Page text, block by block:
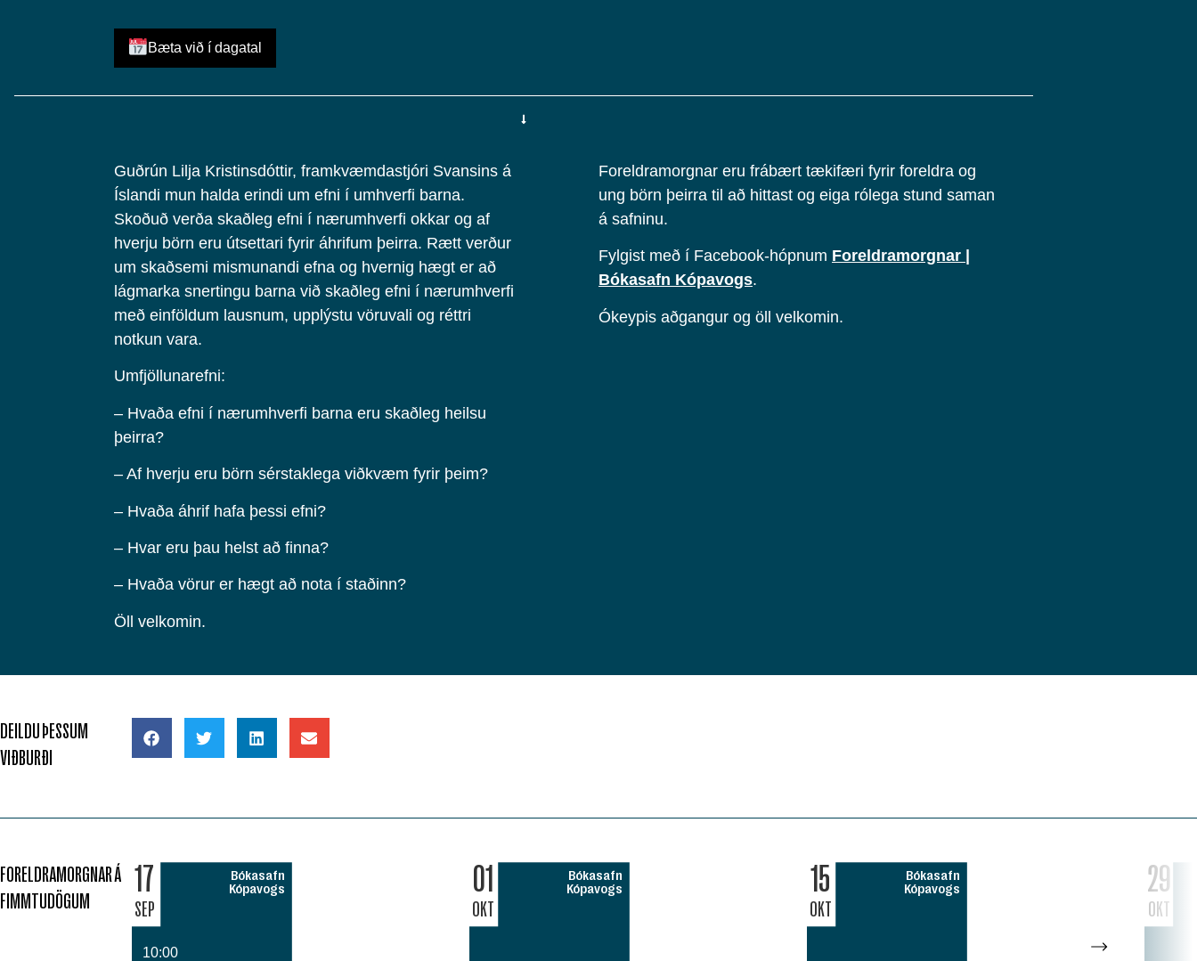
Bæta við í dagatal
Guðrún Lilja Kristinsdóttir, framkvæmdastjóri Svansins á
Íslandi mun halda erindi um efni í umhverfi barna.
Skoðuð verða skaðleg efni í nærumhverfi okkar og af
hverju börn eru útsettari fyrir áhrifum þeirra. Rætt verður
um skaðsemi mismunandi efna og hvernig hægt er að
lágmarka snertingu barna við skaðleg efni í nærumhverfi
með einföldum lausnum, upplýstu vöruvali og réttri
notkun vara.
Umfjöllunarefni:
– Hvaða efni í nærumhverfi barna eru skaðleg heilsu
þeirra?
– Af hverju eru börn sérstaklega viðkvæm fyrir þeim?
– Hvaða áhrif hafa þessi efni?
– Hvar eru þau helst að finna?
– Hvaða vörur er hægt að nota í staðinn?
Öll velkomin.
Foreldramorgnar eru frábært tækifæri fyrir foreldra og
ung börn þeirra til að hittast og eiga rólega stund saman
á safninu.
Fylgist með í Facebook-hópnum Foreldramorgnar |
Bókasafn Kópavogs.
Ókeypis aðgangur og öll velkomin.
DEILDU ÞESSUM
VIÐBURÐI
FORELDRAMORGNAR Á
FIMMTUDÖGUM
17
SEP
Bókasafn
Kópavogs
10:00
01
OKT
Bókasafn
Kópavogs
15
OKT
Bókasafn
Kópavogs
29
OKT